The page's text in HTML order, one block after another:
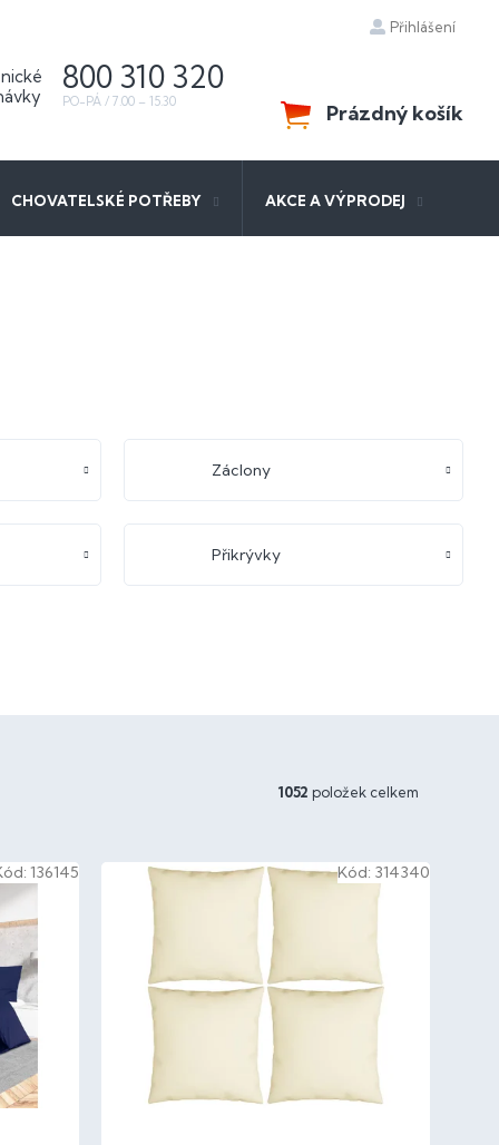
Přihlášení
800 310 320
NÁKUPNÍ
KOŠÍK
Prázdný košík
CHOVATELSKÉ POTŘEBY AKCE A VÝPRODEJ
Záclony
Přikrývky
1052 položek celkem
136145 Kód: 314340